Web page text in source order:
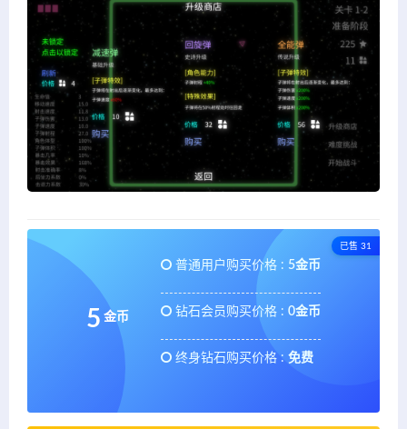
已售 31
5 金币
普通用户购买价格 : 5金币
钻石会员购买价格 : 0金币
终身钻石购买价格 : 免费